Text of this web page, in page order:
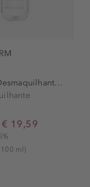
Biocils Desmaquilhante...
€ 19,59
ml)